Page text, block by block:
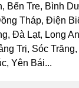
Bến Tre, Bình
Tháp, Điện
Đà Lạt, Long
Trị, Sóc
Yên Bái...